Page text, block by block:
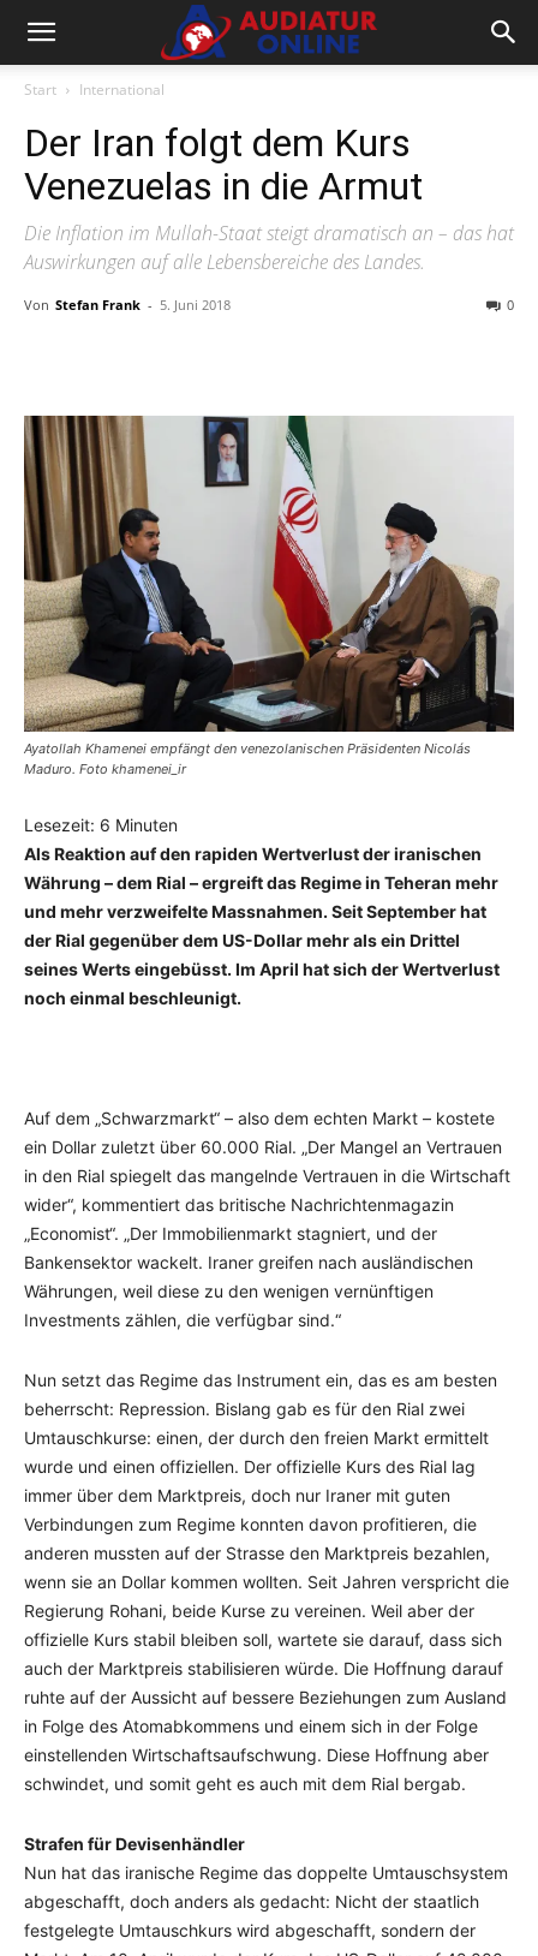
Start International
Der Iran folgt dem Kurs
Venezuelas in die Armut
Die Inflation im Mullah-Staat steigt dramatisch an – das hat
Auswirkungen auf alle Lebensbereiche des Landes.
Von Stefan Frank - 5. Juni 2018 0
Ayatollah Khamenei empfängt den venezolanischen Präsidenten Nicolás
Maduro. Foto khamenei_ir
Lesezeit: 6 Minuten
Als Reaktion auf den rapiden Wertverlust der iranischen
Währung – dem Rial – ergreift das Regime in Teheran mehr
und mehr verzweifelte Massnahmen. Seit September hat
der Rial gegenüber dem US-Dollar mehr als ein Drittel
seines Werts eingebüsst. Im April hat sich der Wertverlust
noch einmal beschleunigt.
Auf dem „Schwarzmarkt“ – also dem echten Markt – kostete
ein Dollar zuletzt über 60.000 Rial. „Der Mangel an Vertrauen
in den Rial spiegelt das mangelnde Vertrauen in die Wirtschaft
wider“, kommentiert das britische Nachrichtenmagazin
„Economist“. „Der Immobilienmarkt stagniert, und der
Bankensektor wackelt. Iraner greifen nach ausländischen
Währungen, weil diese zu den wenigen vernünftigen
Investments zählen, die verfügbar sind.“
Nun setzt das Regime das Instrument ein, das es am besten
beherrscht: Repression. Bislang gab es für den Rial zwei
Umtauschkurse: einen, der durch den freien Markt ermittelt
wurde und einen offiziellen. Der offizielle Kurs des Rial lag
immer über dem Marktpreis, doch nur Iraner mit guten
Verbindungen zum Regime konnten davon profitieren, die
anderen mussten auf der Strasse den Marktpreis bezahlen,
wenn sie an Dollar kommen wollten. Seit Jahren verspricht die
Regierung Rohani, beide Kurse zu vereinen. Weil aber der
offizielle Kurs stabil bleiben soll, wartete sie darauf, dass sich
auch der Marktpreis stabilisieren würde. Die Hoffnung darauf
ruhte auf der Aussicht auf bessere Beziehungen zum Ausland
in Folge des Atomabkommens und einem sich in der Folge
einstellenden Wirtschaftsaufschwung. Diese Hoffnung aber
schwindet, und somit geht es auch mit dem Rial bergab.
Strafen für Devisenhändler
Nun hat das iranische Regime das doppelte Umtauschsystem
abgeschafft, doch anders als gedacht: Nicht der staatlich
festgelegte Umtauschkurs wird abgeschafft, sondern der